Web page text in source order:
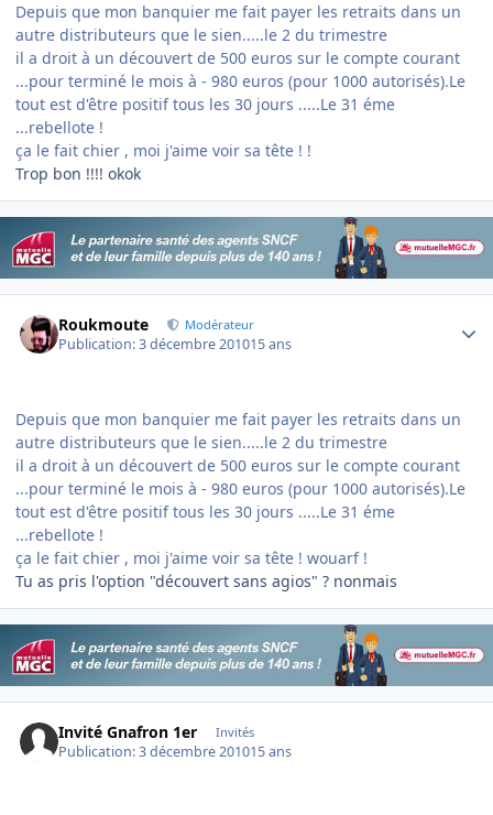
Depuis que mon banquier me fait payer les retraits dans un
autre distributeurs que le sien.....le 2 du trimestre
il a droit à un découvert de 500 euros sur le compte courant
...pour terminé le mois à - 980 euros (pour 1000 autorisés).Le
tout est d'être positif tous les 30 jours .....Le 31 éme
...rebellote !
ça le fait chier , moi j'aime voir sa tête ! !
Trop bon !!!! okok
Roukmoute Modérateur
Publication:3 décembre 201015 ans
Depuis que mon banquier me fait payer les retraits dans un
autre distributeurs que le sien.....le 2 du trimestre
il a droit à un découvert de 500 euros sur le compte courant
...pour terminé le mois à - 980 euros (pour 1000 autorisés).Le
tout est d'être positif tous les 30 jours .....Le 31 éme
...rebellote !
ça le fait chier , moi j'aime voir sa tête ! wouarf !
Tu as pris l'option "découvert sans agios" ? nonmais
Invité Gnafron 1er Invités
Publication:3 décembre 201015 ans